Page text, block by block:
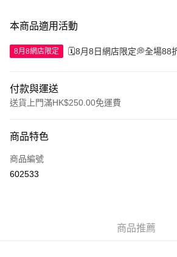
本商品適用活動
8月8網店限定 🗓️8月8日網店限定💭全場88
付款與運送
送貨上門滿HK$250.00免運費
信用卡
Apple Pay
商品特色
商品編號
602533
商品推薦